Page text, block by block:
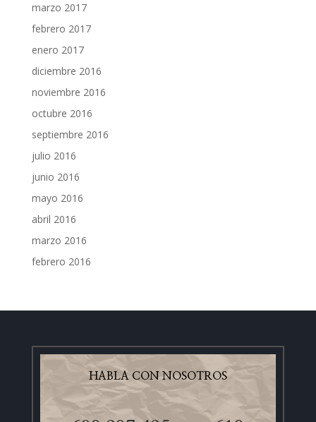
marzo 2017
febrero 2017
enero 2017
diciembre 2016
noviembre 2016
octubre 2016
septiembre 2016
julio 2016
junio 2016
mayo 2016
abril 2016
marzo 2016
febrero 2016
HABLA CON NOSOTROS